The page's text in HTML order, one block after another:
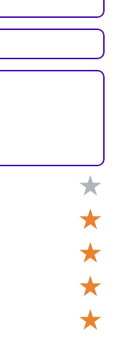
★
★
★
★
★